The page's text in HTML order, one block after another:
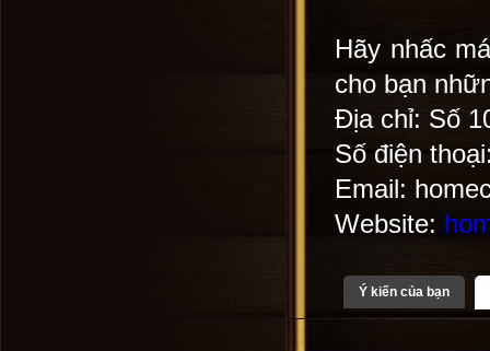
Hãy nhấc
cho bạn
Địa chỉ: Số
Số điện
Email:
Website:
Ý kiến của bạn